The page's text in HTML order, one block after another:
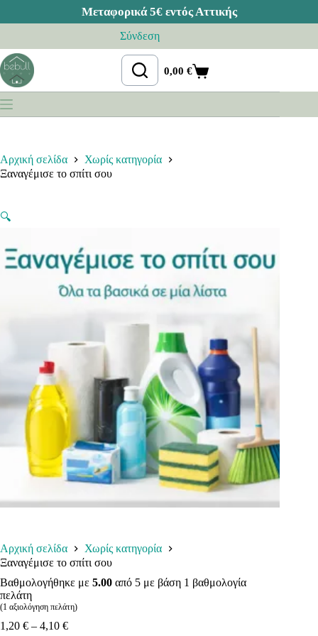
περιεχόμενο
Σύνδεση
Καλάθι
Αγορών
0,00€
Αρχική σελίδα
Χωρίς κατηγορία
Ξαναγέμισε το σπίτι σου
🔍
Αρχική σελίδα
Χωρίς κατηγορία
Ξαναγέμισε το σπίτι σου
Βαθμολογήθηκε με 5.00 από 5 με βάση 1 βαθμολογία
πελάτη
(1 αξιολόγηση πελάτη)
1,20 € – 4,10 €Price